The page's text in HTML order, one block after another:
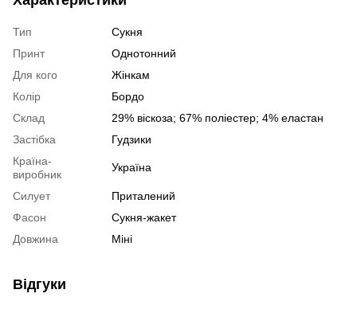
Тип
Сукня
Принт
Однотонний
Для кого
Жінкам
Колір
Бордо
Склад
29% віскоза; 67% поліестер; 4% еластан
Застібка
Гудзики
Країна-
виробник
Україна
Силует
Приталений
Фасон
Сукня-жакет
Довжина
Міні
Відгуки